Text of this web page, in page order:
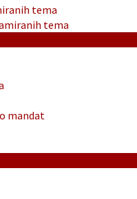
tema
tema
mandat